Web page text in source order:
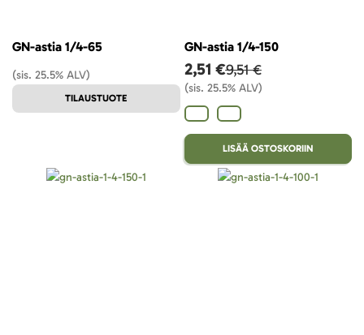
GN-astia 1/4-65
(sis. 25.5% ALV)
TILAUSTUOTE
GN-astia 1/4-150
2,51 €9,51 €
(sis. 25.5% ALV)
LISÄÄ OSTOSKORIIN